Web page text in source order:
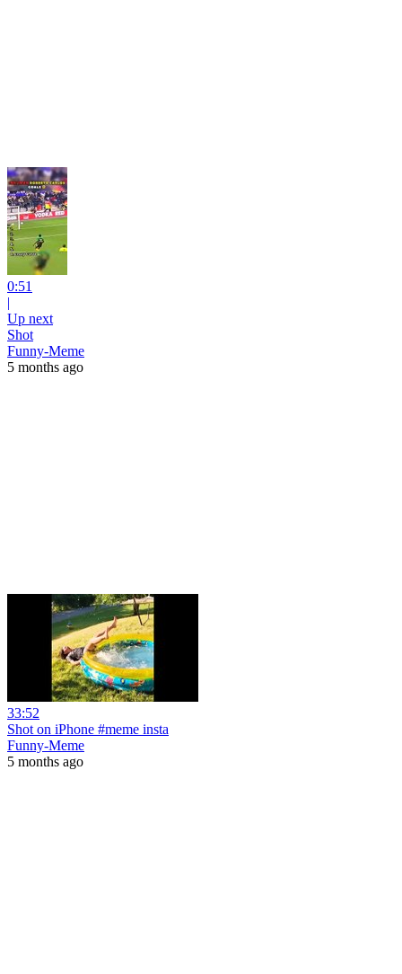
0:51
|
Up next
Shot
Funny-Meme
5 months ago
33:52
Shot on iPhone #meme insta
Funny-Meme
5 months ago